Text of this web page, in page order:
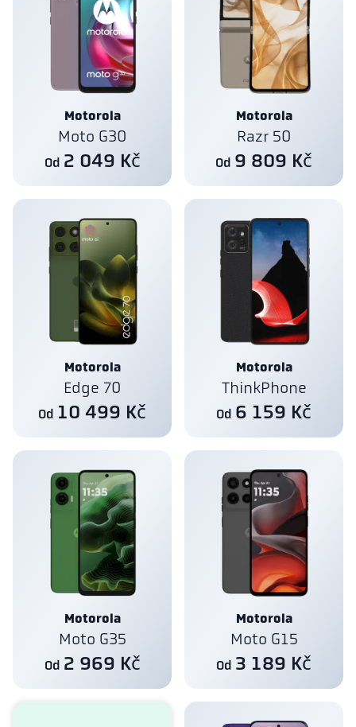
Motorola
Moto G30
Od 2 049 Kč
Motorola
Razr 50
Od 9 809 Kč
Motorola
Edge 70
Od 10 499 Kč
Motorola
ThinkPhone
Od 6 159 Kč
Motorola
Moto G35
Od 2 969 Kč
Motorola
Moto G15
Od 3 189 Kč